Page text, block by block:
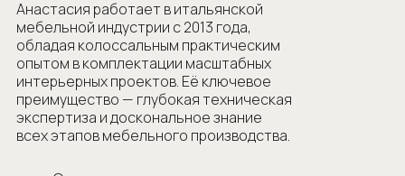
ей находить идеальный баланс между чистой
эстетикой и технической реализуемостью.